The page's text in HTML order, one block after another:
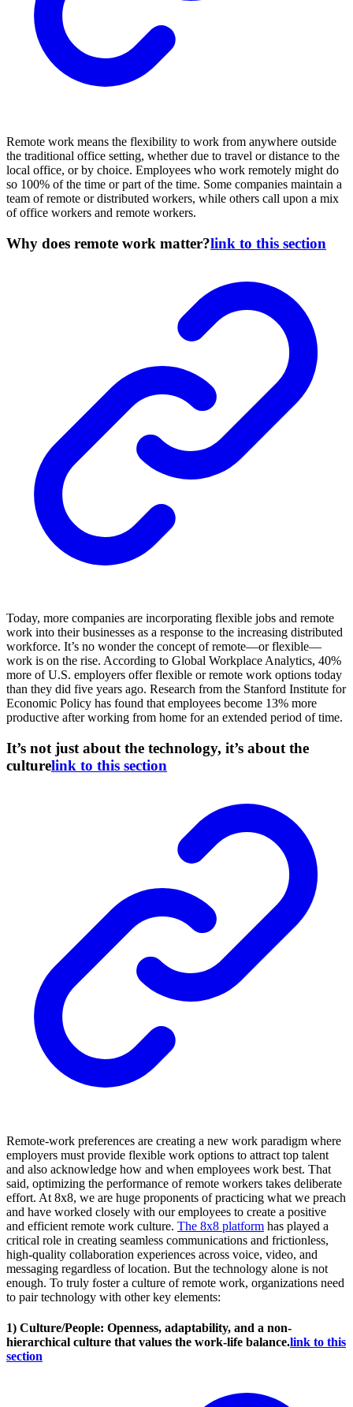
Remote work means the flexibility to work from anywhere outside
the traditional office setting, whether due to travel or distance to the
local office, or by choice. Employees who work remotely might do
so 100% of the time or part of the time. Some companies maintain a
team of remote or distributed workers, while others call upon a mix
of office workers and remote workers.
Why does remote work matter?link to this section
Today, more companies are incorporating flexible jobs and remote
work into their businesses as a response to the increasing distributed
workforce. It’s no wonder the concept of remote––or flexible––
work is on the rise. According to Global Workplace Analytics, 40%
more of U.S. employers offer flexible or remote work options today
than they did five years ago. Research from the Stanford Institute for
Economic Policy has found that employees become 13% more
productive after working from home for an extended period of time.
It’s not just about the technology, it’s about the
culturelink to this section
Remote-work preferences are creating a new work paradigm where
employers must provide flexible work options to attract top talent
and also acknowledge how and when employees work best. That
said, optimizing the performance of remote workers takes deliberate
effort. At 8x8, we are huge proponents of practicing what we preach
and have worked closely with our employees to create a positive
and efficient remote work culture. The 8x8 platform has played a
critical role in creating seamless communications and frictionless,
high-quality collaboration experiences across voice, video, and
messaging regardless of location. But the technology alone is not
enough. To truly foster a culture of remote work, organizations need
to pair technology with other key elements:
1) Culture/People: Openness, adaptability, and a non-
hierarchical culture that values the work-life balance.link to this
section